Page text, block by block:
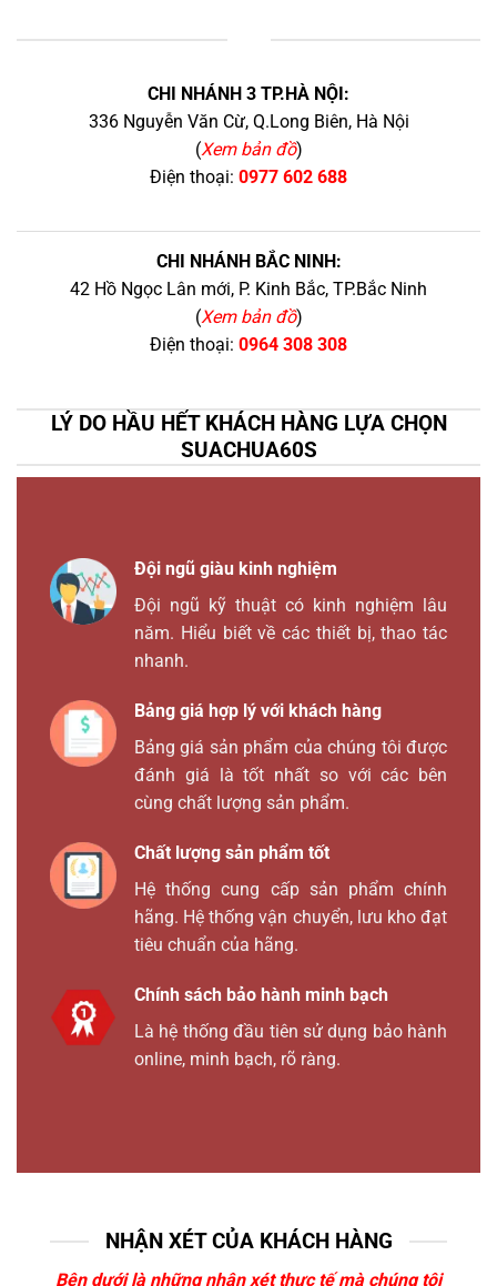
CHI NHÁNH 3 TP.HÀ NỘI:
336 Nguyễn Văn Cừ, Q.Long Biên, Hà Nội
(Xem bản đồ)
Điện thoại: 0977 602 688
CHI NHÁNH BẮC NINH:
42 Hồ Ngọc Lân mới, P. Kinh Bắc, TP.Bắc Ninh
(Xem bản đồ)
Điện thoại: 0964 308 308
LÝ DO HẦU HẾT KHÁCH HÀNG LỰA CHỌN
SUACHUA60S
Đội ngũ giàu kinh nghiệm
Đội ngũ kỹ thuật có kinh nghiệm lâu
năm. Hiểu biết về các thiết bị, thao tác
nhanh.
Bảng giá hợp lý với khách hàng
Bảng giá sản phẩm của chúng tôi được
đánh giá là tốt nhất so với các bên
cùng chất lượng sản phẩm.
Chất lượng sản phẩm tốt
Hệ thống cung cấp sản phẩm chính
hãng. Hệ thống vận chuyển, lưu kho đạt
tiêu chuẩn của hãng.
Chính sách bảo hành minh bạch
Là hệ thống đầu tiên sử dụng bảo hành
online, minh bạch, rõ ràng.
NHẬN XÉT CỦA KHÁCH HÀNG
Bên dưới là những nhận xét thực tế mà chúng tôi